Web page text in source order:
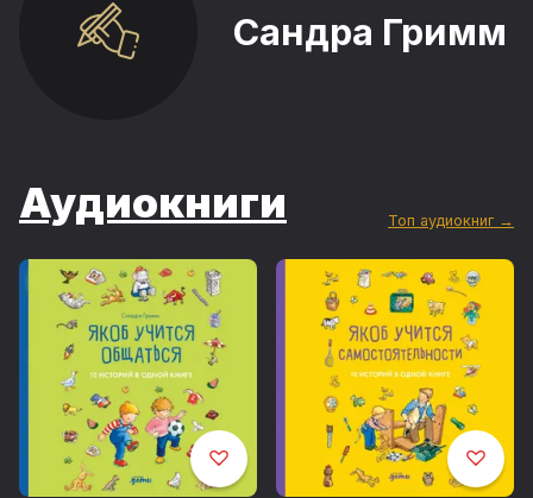
Сандра Гримм
Аудиокниги Топ аудиокниг →